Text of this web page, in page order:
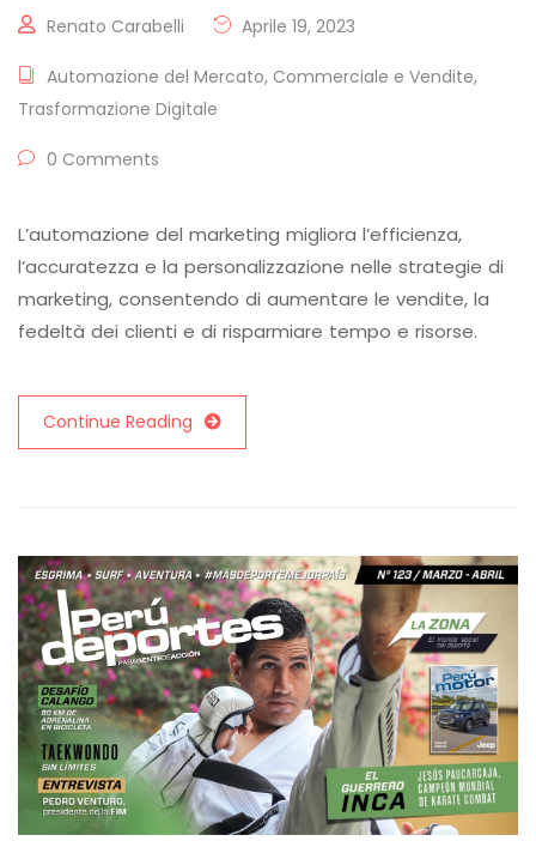
Renato Carabelli Aprile 19, 2023
Automazione del Mercato, Commerciale e Vendite,
Trasformazione Digitale
0 Comments
L’automazione del marketing migliora l’efficienza,
l’accuratezza e la personalizzazione nelle strategie di
marketing, consentendo di aumentare le vendite, la
fedeltà dei clienti e di risparmiare tempo e risorse.
Continue Reading